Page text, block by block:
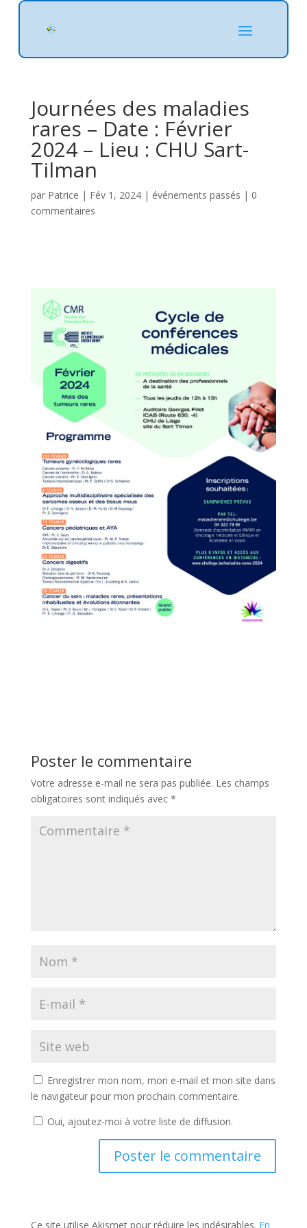
Journées des maladies
rares – Date : Février
2024 – Lieu : CHU Sart-
Tilman
par Patrice | Fév 1, 2024| événements passés | 0
commentaires
Poster le commentaire
Votre adresse e-mail ne sera pas publiée. Les champs
obligatoires sont indiqués avec *
Enregistrer mon nom, mon e-mail et mon site dans
le navigateur pour mon prochain commentaire.
Oui, ajoutez-moi à votre liste de diffusion.
Ce site utilise Akismet pour réduire les indésirables. En